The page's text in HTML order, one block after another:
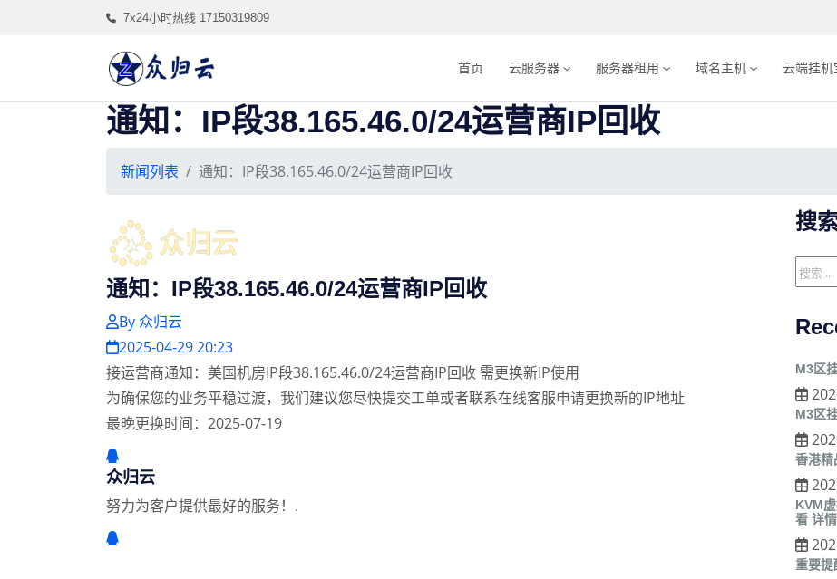
7x24小时热线 17150319809
首页 云服务器 服务器租用 域名主机 云端挂机
通知：IP段38.165.46.0/24运营商IP回收
新闻列表 通知：IP段38.165.46.0/24运营商IP回收
通知：IP段38.165.46.0/24运营商IP回收
By 众归云
2025-04-29 20:23
接运营商通知：美国机房IP段38.165.46.0/24运营商IP回收 需更换新IP使用
为确保您的业务平稳过渡，我们建议您尽快提交工单或者联系在线客服申请更换新的IP地址
最晚更换时间：2025-07-19
众归云
努力为客户提供最好的服务！.
搜
M3区
M3区
香港精
KVM
看 详情
重要提